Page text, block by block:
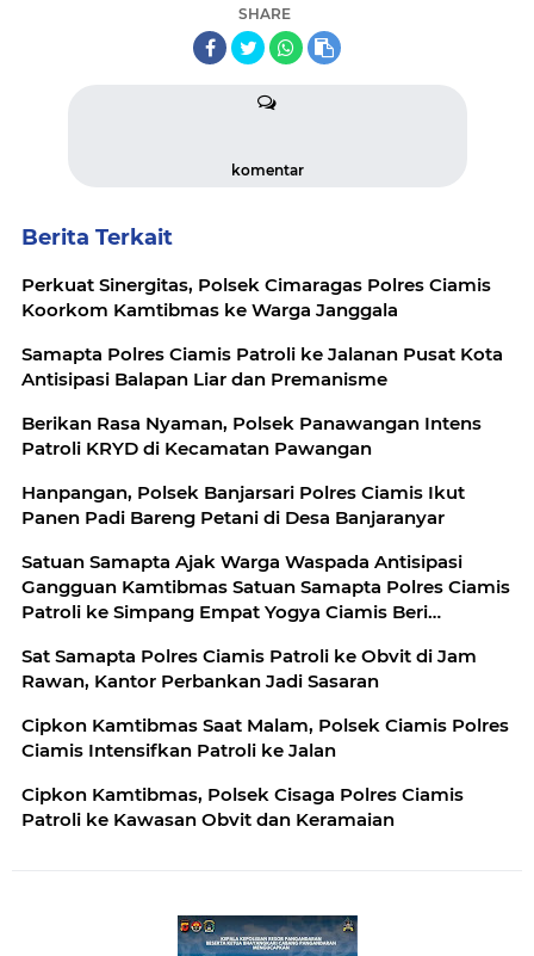
SHARE
komentar
Berita Terkait
Perkuat Sinergitas, Polsek Cimaragas Polres Ciamis
Koorkom Kamtibmas ke Warga Janggala
Samapta Polres Ciamis Patroli ke Jalanan Pusat Kota
Antisipasi Balapan Liar dan Premanisme
Berikan Rasa Nyaman, Polsek Panawangan Intens
Patroli KRYD di Kecamatan Pawangan
Hanpangan, Polsek Banjarsari Polres Ciamis Ikut
Panen Padi Bareng Petani di Desa Banjaranyar
Satuan Samapta Ajak Warga Waspada Antisipasi
Gangguan Kamtibmas Satuan Samapta Polres Ciamis
Patroli ke Simpang Empat Yogya Ciamis Beri
Samapta Polres Ciamis Beri Himbauan Kamtibmas ke
Warga
Sat Samapta Polres Ciamis Patroli ke Obvit di Jam
Rawan, Kantor Perbankan Jadi Sasaran
Cipkon Kamtibmas Saat Malam, Polsek Ciamis Polres
Ciamis Intensifkan Patroli ke Jalan
Cipkon Kamtibmas, Polsek Cisaga Polres Ciamis
Patroli ke Kawasan Obvit dan Keramaian